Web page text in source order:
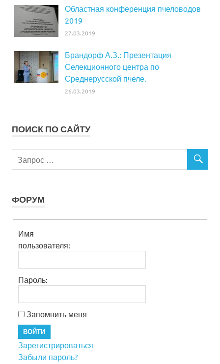
Областная конференция пчеловодов
2019
27.03.2019
Брандорф А.З.: Презентация
Селекционного центра по
Среднерусской пчеле.
26.03.2019
ПОИСК ПО САЙТУ
ФОРУМ
Имя
пользователя:
Пароль:
Запомнить меня
ВОЙТИ
Зарегистрироваться
Забыли пароль?